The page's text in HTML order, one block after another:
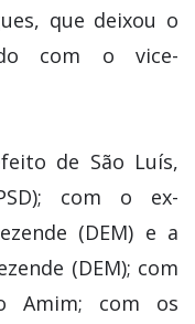
que deixou o
com o vice-
de São Luís,
com o ex-
(DEM) e a
(DEM); com
Amim; com os